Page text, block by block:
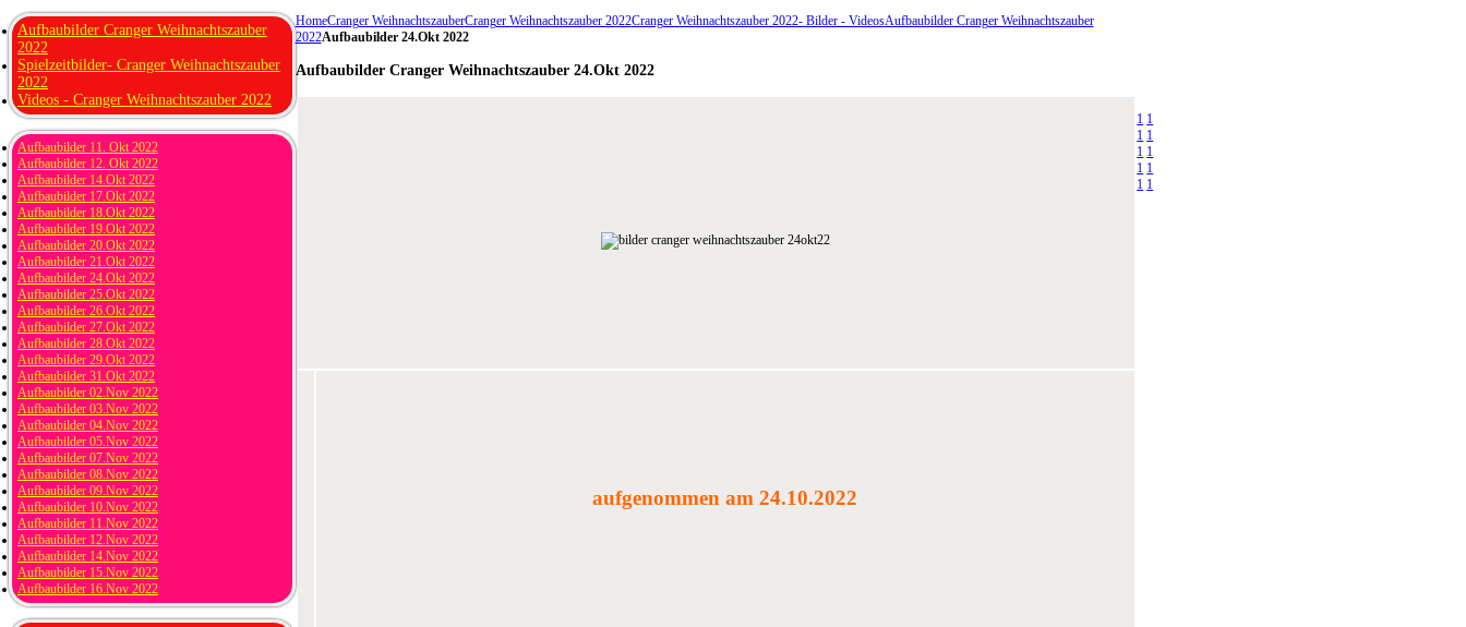
HomeCranger WeihnachtszauberCranger Weihnachtszauber 2022Cranger Weihnachtszauber 2022- Bilder - VideosAufbaubilder Cranger Weihnachtszauber
2022Aufbaubilder 24.Okt 2022
Aufbaubilder Cranger Weihnachtszauber 24.Okt 2022
aufgenommen am 24.10.2022
1 1
1 1
1 1
1 1
1 1
Aufbaubilder Cranger Weihnachtszauber
2022
Spielzeitbilder- Cranger Weihnachtszauber
2022
Videos - Cranger Weihnachtszauber 2022
Aufbaubilder 11. Okt 2022
Aufbaubilder 12. Okt 2022
Aufbaubilder 14.Okt 2022
Aufbaubilder 17.Okt 2022
Aufbaubilder 18.Okt 2022
Aufbaubilder 19.Okt 2022
Aufbaubilder 20.Okt 2022
Aufbaubilder 21.Okt 2022
Aufbaubilder 24.Okt 2022
Aufbaubilder 25.Okt 2022
Aufbaubilder 26.Okt 2022
Aufbaubilder 27.Okt 2022
Aufbaubilder 28.Okt 2022
Aufbaubilder 29.Okt 2022
Aufbaubilder 31.Okt 2022
Aufbaubilder 02.Nov 2022
Aufbaubilder 03.Nov 2022
Aufbaubilder 04.Nov 2022
Aufbaubilder 05.Nov 2022
Aufbaubilder 07.Nov 2022
Aufbaubilder 08.Nov 2022
Aufbaubilder 09.Nov 2022
Aufbaubilder 10.Nov 2022
Aufbaubilder 11.Nov 2022
Aufbaubilder 12.Nov 2022
Aufbaubilder 14.Nov 2022
Aufbaubilder 15.Nov 2022
Aufbaubilder 16.Nov 2022